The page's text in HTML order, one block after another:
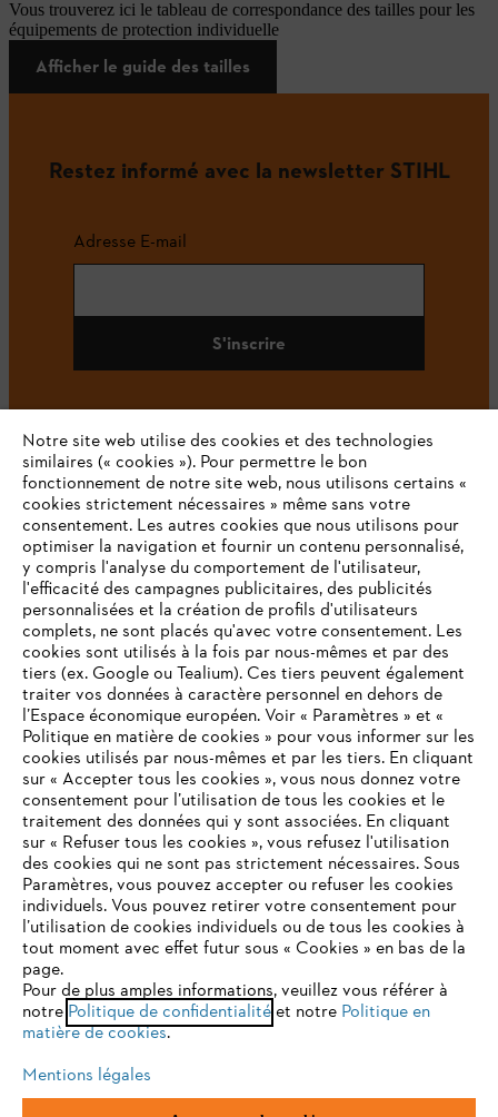
Vous trouverez ici le tableau de correspondance des tailles pour les
équipements de protection individuelle
Afficher le guide des tailles
Restez informé avec la newsletter STIHL
Adresse E-mail
S'inscrire
#STIHL
L'Entreprise
STIHL FAQ
Contact
Politique de protection des données
Mentions légales Utilisation des cookies
VOTRE NAVIGATEUR INTERNET
N'EST PLUS PRIS EN CHARGE
Vous utilisez un navigateur Internet que nous ne prenons plus
en charge, et certaines fonctionnalités de notre site ne
peuvent fonctionner correctement. Pour une utilisation
optimale de notre site, nous vous recommandons de passer à
l'un des navigateurs suivants :
firefox chrome
Notre site web utilise des cookies et des technologies
similaires (« cookies »). Pour permettre le bon
fonctionnement de notre site web, nous utilisons certains «
cookies strictement nécessaires » même sans votre
consentement. Les autres cookies que nous utilisons pour
optimiser la navigation et fournir un contenu personnalisé,
y compris l'analyse du comportement de l'utilisateur,
l'efficacité des campagnes publicitaires, des publicités
personnalisées et la création de profils d'utilisateurs
complets, ne sont placés qu'avec votre consentement. Les
cookies sont utilisés à la fois par nous-mêmes et par des
tiers (ex. Google ou Tealium). Ces tiers peuvent également
traiter vos données à caractère personnel en dehors de
l’Espace économique européen. Voir « Paramètres » et «
Politique en matière de cookies » pour vous informer sur les
cookies utilisés par nous-mêmes et par les tiers. En cliquant
sur « Accepter tous les cookies », vous nous donnez votre
consentement pour l’utilisation de tous les cookies et le
traitement des données qui y sont associées. En cliquant
sur « Refuser tous les cookies », vous refusez l'utilisation
des cookies qui ne sont pas strictement nécessaires. Sous
Paramètres, vous pouvez accepter ou refuser les cookies
individuels. Vous pouvez retirer votre consentement pour
l’utilisation de cookies individuels ou de tous les cookies à
tout moment avec effet futur sous « Cookies » en bas de la
page.
Pour de plus amples informations, veuillez vous référer à
notre Politique de confidentialitéet notre Politique en
matière de cookies.
Mentions légales